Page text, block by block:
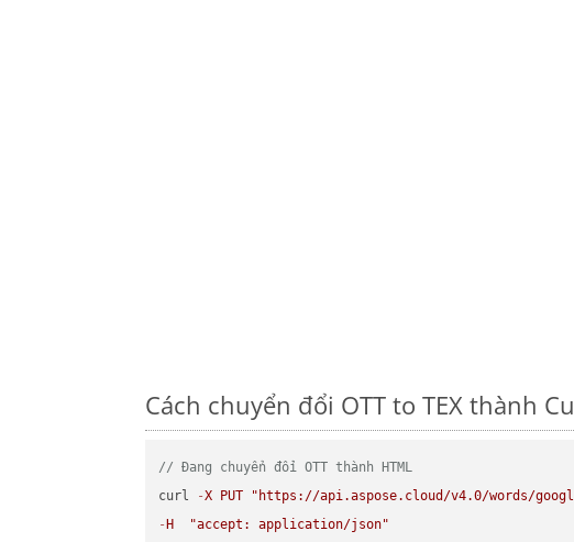
Cách chuyển đổi OTT to TEX thành
// Đang chuyển đổi OTT thành HTML
curl
-X PUT
"https://api.aspose.cloud/v4.0/words/
- H
"accept: application/json"